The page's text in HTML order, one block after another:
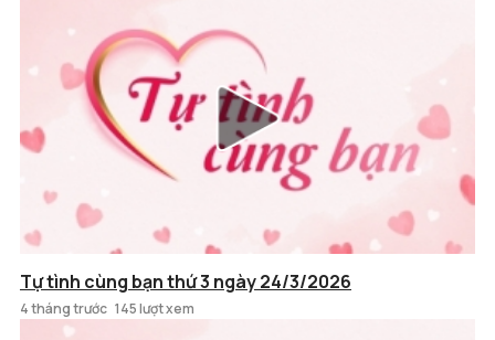
Tự tình cùng bạn thứ 3 ngày 24/3/2026
4 tháng trước 145 lượt xem